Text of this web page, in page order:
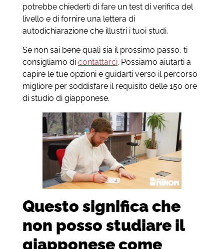
potrebbe chiederti di fare un test di verifica del
livello e di fornire una lettera di
autodichiarazione che illustri i tuoi studi.
Se non sai bene quali sia il prossimo passo, ti
consigliamo di contattarci. Possiamo aiutarti a
capire le tue opzioni e guidarti verso il percorso
migliore per soddisfare il requisito delle 150 ore
di studio di giapponese.
Questo significa che
non posso studiare il
giapponese come